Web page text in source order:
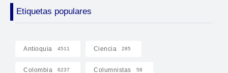
Etiquetas populares
Antioquia 4511 Ciencia 285
Colombia 6237 Columnistas 58